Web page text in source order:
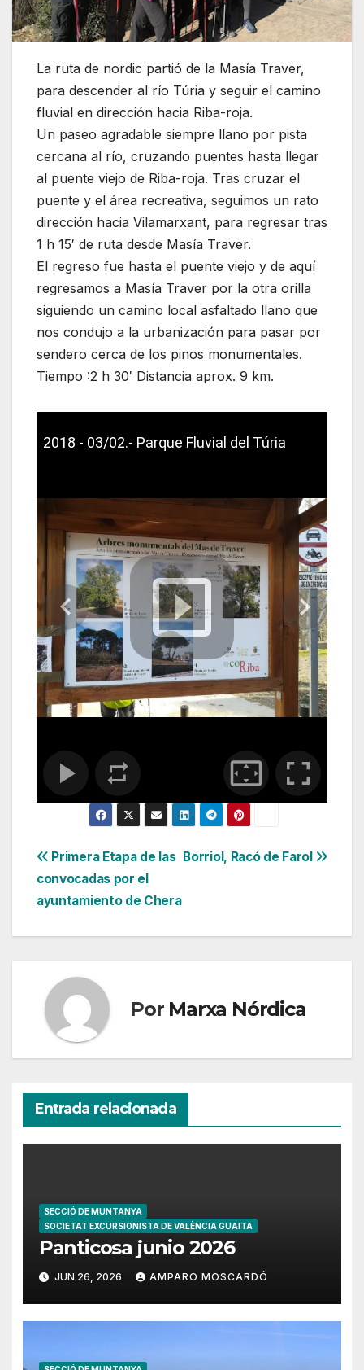
La ruta de nordic partió de la Masía Traver,
para descender al río Túria y seguir el camino
fluvial en dirección hacia Riba-roja.
Un paseo agradable siempre llano por pista
cercana al río, cruzando puentes hasta llegar
al puente viejo de Riba-roja. Tras cruzar el
puente y el área recreativa, seguimos un rato
dirección hacia Vilamarxant, para regresar tras
1 h 15′ de ruta desde Masía Traver.
El regreso fue hasta el puente viejo y de aquí
regresamos a Masía Traver por la otra orilla
siguiendo un camino local asfaltado llano que
nos condujo a la urbanización para pasar por
sendero cerca de los pinos monumentales.
Tiempo :2 h 30′ Distancia aprox. 9 km.
2018 - 03/02.- Parque Fluvial del Túria
Navegación
de
entradas
Borriol, Racó de Farol
Primera Etapa de las
convocadas por el
ayuntamiento de Chera
Por Marxa Nórdica
Entrada relacionada
SECCIÓ DE MUNTANYA
SOCIETAT EXCURSIONISTA DE VALÈNCIA GUAITA
Panticosa junio 2026
JUN 26, 2026 AMPARO MOSCARDÓ